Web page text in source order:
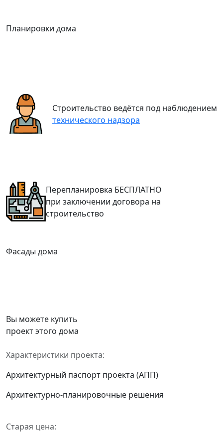
Планировки дома
Строительство ведётся под наблюдением
технического надзора
Перепланировка БЕСПЛАТНО
при заключении договора на
строительство
Фасады дома
Вы можете купить
проект этого дома
Характеристики проекта:
Архитектурный паспорт проекта (АПП)
Архитектурно-планировочные решения
Старая цена: